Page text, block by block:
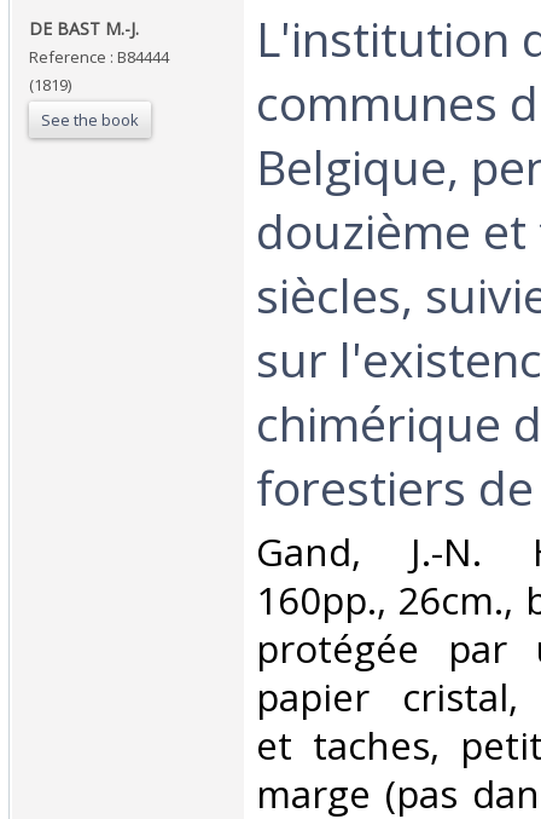
‎DE BAST M.-J.‎
Reference : B84444
(1819)
See the book
‎L'institution
communes
Belgique,
douzième
siècles,
sur
chimérique
forestiers
‎Gand, J.-N.
160pp., 26cm.,
protégée par
papier cristal,
et taches,
marge (pas